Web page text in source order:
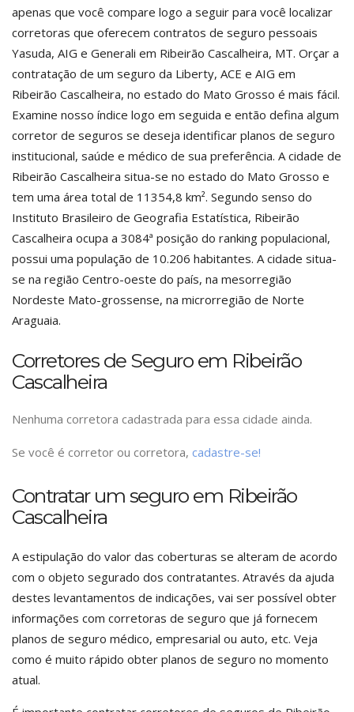
apenas que você compare logo a seguir para você localizar
corretoras que oferecem contratos de seguro pessoais
Yasuda, AIG e Generali em Ribeirão Cascalheira, MT. Orçar a
contratação de um seguro da Liberty, ACE e AIG em
Ribeirão Cascalheira, no estado do Mato Grosso é mais fácil.
Examine nosso índice logo em seguida e então defina algum
corretor de seguros se deseja identificar planos de seguro
institucional, saúde e médico de sua preferência. A cidade de
Ribeirão Cascalheira situa-se no estado do Mato Grosso e
tem uma área total de 11354,8 km². Segundo senso do
Instituto Brasileiro de Geografia Estatística, Ribeirão
Cascalheira ocupa a 3084ª posição do ranking populacional,
possui uma população de 10.206 habitantes. A cidade situa-
se na região Centro-oeste do país, na mesorregião
Nordeste Mato-grossense, na microrregião de Norte
Araguaia.
Corretores de Seguro em Ribeirão
Cascalheira
Nenhuma corretora cadastrada para essa cidade ainda.
Se você é corretor ou corretora, cadastre-se!
Contratar um seguro em Ribeirão
Cascalheira
A estipulação do valor das coberturas se alteram de acordo
com o objeto segurado dos contratantes. Através da ajuda
destes levantamentos de indicações, vai ser possível obter
informações com corretoras de seguro que já fornecem
planos de seguro médico, empresarial ou auto, etc. Veja
como é muito rápido obter planos de seguro no momento
atual.